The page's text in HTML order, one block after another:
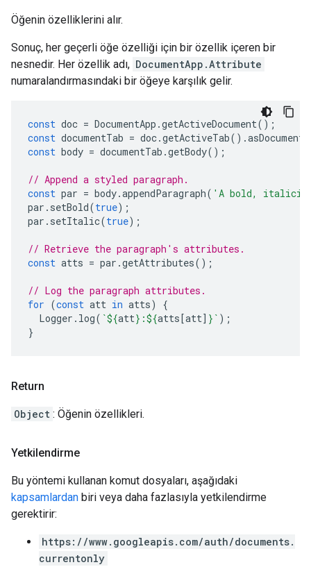
Öğenin özelliklerini alır.
Sonuç, her geçerli öğe özelliği için bir özellik içeren bir
nesnedir. Her özellik adı, DocumentApp.Attribute
numaralandırmasındaki bir öğeye karşılık gelir.
const doc = DocumentApp .getActiveDocument();
const documentTab = doc.getActiveTab().
const body = documentTab .getBody();
// Append a styled paragraph.
const par = body.appendParagraph( 'A bold,
par . setBold(true);
par . setItalic(true);
// Retrieve the paragraph's attributes.
const atts = par .getAttributes();
// Log the paragraph attributes.
for (const att in atts)
{
Logger . log( `${att} :${atts[att] } ` );
}
Return
Object : Öğenin özellikleri.
Yetkilendirme
Bu yöntemi kullanan komut dosyaları, aşağıdaki
kapsamlardan biri veya daha fazlasıyla yetkilendirme
gerektirir:
https://www.googleapis.com/auth/documents.
currentonly